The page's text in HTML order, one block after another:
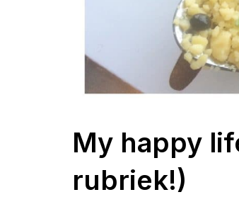
My happy
rubriek!)